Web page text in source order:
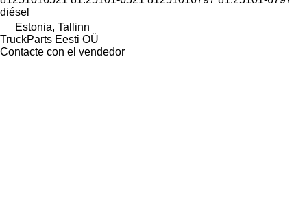
diésel
Estonia, Tallinn
TruckParts Eesti OÜ
Contacte con el vendedor